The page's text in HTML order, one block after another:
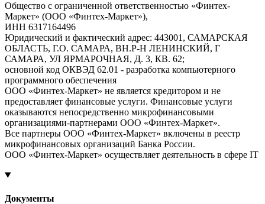
Общество с ограниченной ответственностью «Финтех-
Маркет» (ООО «Финтех-Маркет»),
ИНН 6317164496
Юридический и фактический адрес: 443001, САМАРСКАЯ
ОБЛАСТЬ, Г.О. САМАРА, ВН.Р-Н ЛЕНИНСКИЙ, Г
САМАРА, УЛ ЯРМАРОЧНАЯ, Д. 3, КВ. 62;
основной код ОКВЭД 62.01 - разработка компьютерного
программного обеспечения
ООО «Финтех-Маркет» не является кредитором и не
предоставляет финансовые услуги. Финансовые услуги
оказываются непосредственно микрофинансовыми
организациями-партнерами ООО «Финтех-Маркет».
Все партнеры ООО «Финтех-Маркет» включены в реестр
микрофинансовых организаций Банка России.
ООО «Финтех-Маркет» осуществляет деятельность в сфере IT
Документы